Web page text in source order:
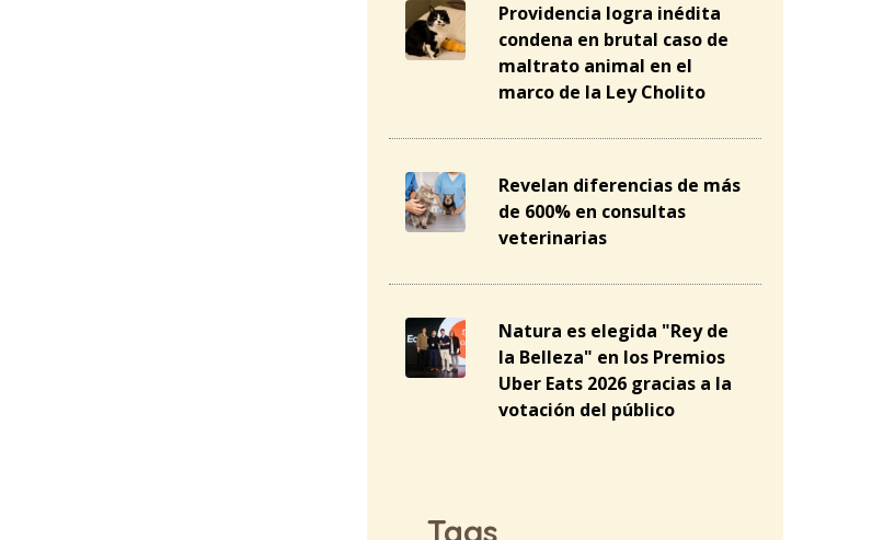
Providencia logra inédita
condena en brutal caso de
maltrato animal en el
marco de la Ley Cholito
Revelan diferencias de más
de 600% en consultas
veterinarias
Natura es elegida "Rey de
la Belleza" en los Premios
Uber Eats 2026 gracias a la
votación del público
Tags